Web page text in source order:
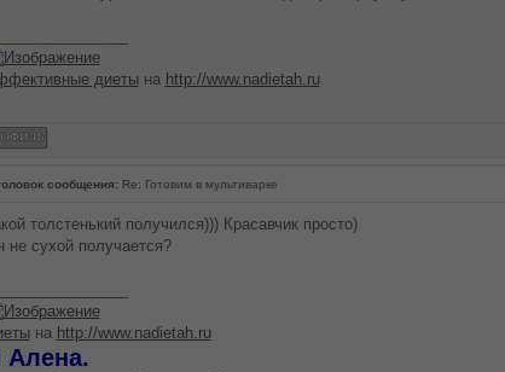
диетына http://www.nadietah.ru
сообщения:Re: Готовим в мультиварке
толстенький получился))) Красавчик просто)
не сухой получается?
на http://www.nadietah.ru
Алена.